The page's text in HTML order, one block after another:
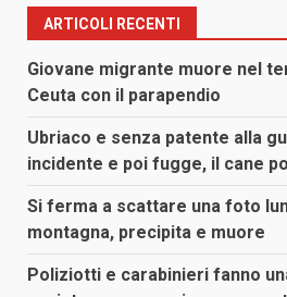
ARTICOLI RECENTI
Giovane migrante muore nel
Ceuta con il parapendio
Ubriaco e senza patente alla
incidente e poi fugge, il cane
Si ferma a scattare una foto
montagna, precipita e muore
Poliziotti e carabinieri fanno